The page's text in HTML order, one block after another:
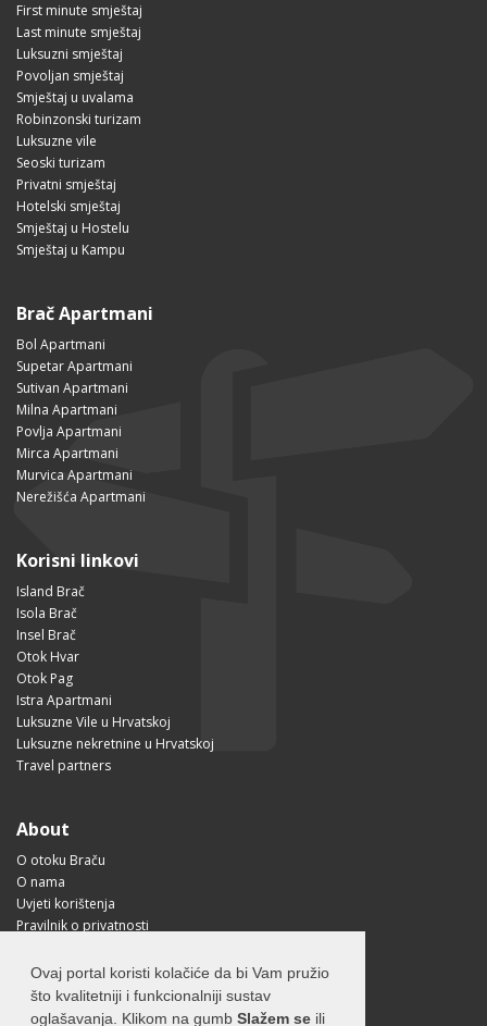
Ovaj portal koristi kolačiće da bi Vam pružio
što kvalitetniji i funkcionalniji sustav
oglašavanja. Klikom na gumb Slažem se ili
First minute smještaj
Last minute smještaj
Luksuzni smještaj
Povoljan smještaj
Smještaj u uvalama
Robinzonski turizam
Luksuzne vile
Seoski turizam
Privatni smještaj
Hotelski smještaj
Smještaj u Hostelu
Smještaj u Kampu
Brač Apartmani
Bol Apartmani
Supetar Apartmani
Sutivan Apartmani
Milna Apartmani
Povlja Apartmani
Mirca Apartmani
Murvica Apartmani
Nerežišća Apartmani
Korisni linkovi
Island Brač
Isola Brač
Insel Brač
Otok Hvar
Otok Pag
Istra Apartmani
Luksuzne Vile u Hrvatskoj
Luksuzne nekretnine u Hrvatskoj
Travel partners
About
O otoku Braču
O nama
Uvjeti korištenja
Pravilnik o privatnosti
Kako doći na Brač?
Visit Croatia